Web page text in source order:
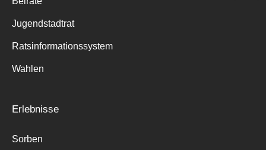
Jugendstadtrat
Ratsinformationssystem
Wahlen
Erlebnisse
Sorben